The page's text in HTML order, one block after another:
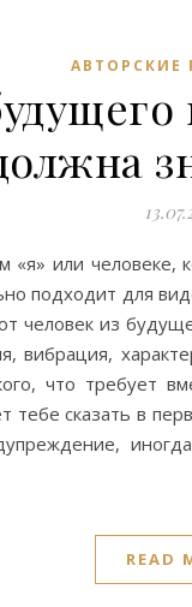
АВТОРСКИЕ
«я» или
подходит для
человек из
вибрация,
что требует
тебе сказать в
READ